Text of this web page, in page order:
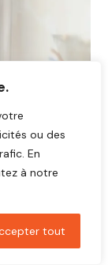
ou des
En
à notre
tout
dansPuteaux